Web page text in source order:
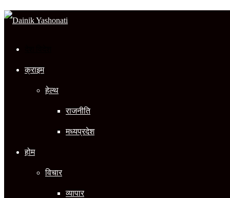
क्राइम
हेल्थ
राजनीति
मध्यप्रदेश
होम
विचार
व्यापार